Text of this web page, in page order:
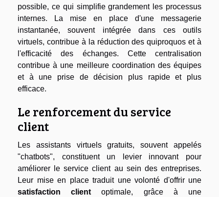
possible, ce qui simplifie grandement les processus
internes. La mise en place d'une messagerie
instantanée, souvent intégrée dans ces outils
virtuels, contribue à la réduction des quiproquos et à
l'efficacité des échanges. Cette centralisation
contribue à une meilleure coordination des équipes
et à une prise de décision plus rapide et plus
efficace.
Le renforcement du service
client
Les assistants virtuels gratuits, souvent appelés
"chatbots", constituent un levier innovant pour
améliorer le service client au sein des entreprises.
Leur mise en place traduit une volonté d'offrir une
satisfaction client optimale, grâce à une